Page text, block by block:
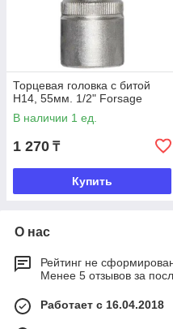
Торцевая головка с битой
Н14, 55мм. 1/2" Forsage
В наличии 1 ед.
1 270 ₸
Купить
О нас
Рейтинг не
Менее 5 отзывов за
Работает с 16.04.2018